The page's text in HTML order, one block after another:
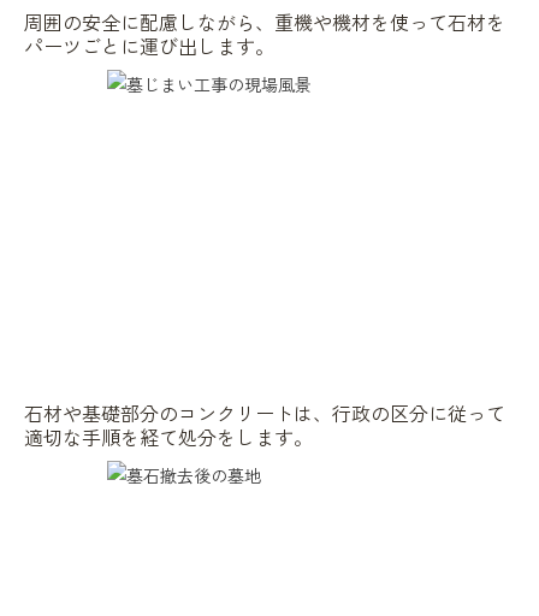
周囲の安全に配慮しながら、重機や機材を使って石材を
パーツごとに運び出します。
石材や基礎部分のコンクリートは、行政の区分に従って
適切な手順を経て処分をします。